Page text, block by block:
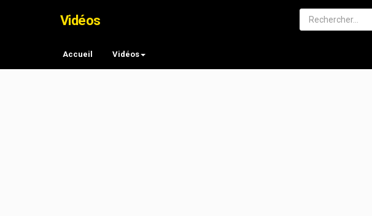
Vidéos
Accueil Vidéos